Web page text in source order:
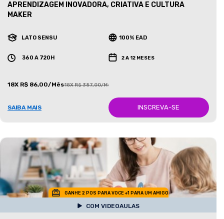
APRENDIZAGEM INOVADORA, CRIATIVA E CULTURA
MAKER
LATO SENSU 100% EAD
360 A 720H 2 A 12 MESES
18X R$ 86,00/Mês18X R$ 387,00/Mês
SAIBA MAIS INSCREVA-SE
GANHE 2 POS PARA VOCE +1 PARA UM AMIGO
COM VIDEOAULAS